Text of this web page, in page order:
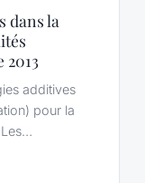
dans la
additives
pour la